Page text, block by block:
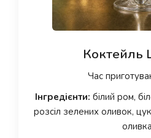
Коктейль
Час
Інгредієнти: білий ром,
розсіл зелених оливок,
оливка